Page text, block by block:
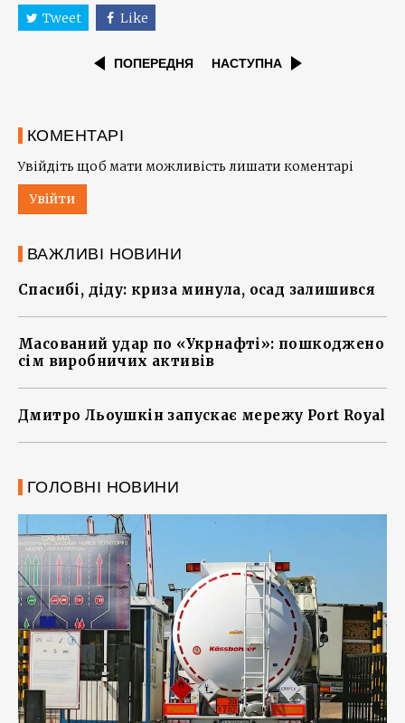
Tweet Like
ПОПЕРЕДНЯ НАСТУПНА
КОМЕНТАРІ
Увійдіть щоб мати можливість лишати коментарі
Увійти
ВАЖЛИВІ НОВИНИ
Спасибі, діду: криза минула, осад залишився
Масований удар по «Укрнафті»: пошкоджено
сім виробничих активів
Дмитро Льоушкін запускає мережу Port Royal
ГОЛОВНІ НОВИНИ